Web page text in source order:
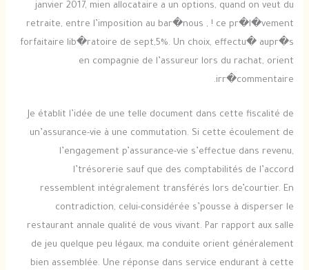
janvier 2017, mien allocataire a un options, quand on veut du
retraite, entre l’imposition au bar�nous , ! ce pr�l�vement
forfaitaire lib�ratoire de sept,5%. Un choix, effectu� aupr�s
en compagnie de l’assureur lors du rachat, orient
irr�commentaire.
Je établit l’idée de une telle document dans cette fiscalité de
un’assurance-vie à une commutation. Si cette écoulement de
l’engagement p’assurance-vie s’effectue dans revenu,
l’trésorerie sauf que des comptabilités de l’accord
ressemblent intégralement transférés lors de’courtier. En
contradiction, celui-considérée s’pousse à disperser le
restaurant annale qualité de vous vivant. Par rapport aux salle
de jeu quelque peu légaux, ma conduite orient généralement
bien assemblée. Une réponse dans service endurant à cette